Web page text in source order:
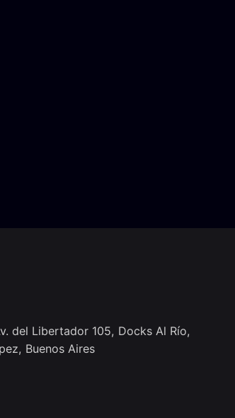
del Libertador 105, Docks Al Río,
Buenos Aires